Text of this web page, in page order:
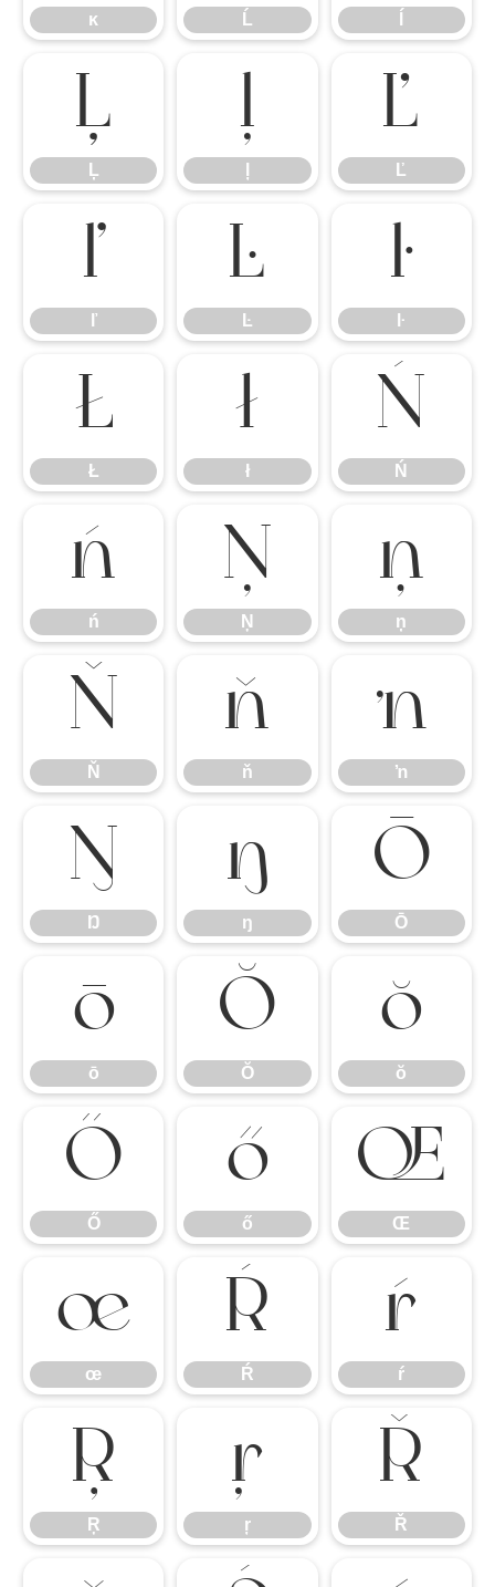
ĸ Ĺ
Ļ
Ļ
ļ Ľ
Ľ
ľ
ľ
Ŀ
Ŀ
ŀ
ŀ
Ł
Ł
ł
ł
Ń
Ń
ń
ń
Ņ
Ņ
ņ
ņ
Ň
Ň
ň
ň
ŉ
ŉ
Ŋ
Ŋ
ŋ
ŋ
Ō
Ō
ō
ō
Ŏ
Ŏ
ŏ
ŏ
Ő
Ő
ő
ő
Œ
Œ
œ
œ
Ŕ
Ŕ
ŕ
ŕ
Ŗ
Ŗ
ŗ
ŗ
Ř
Ř